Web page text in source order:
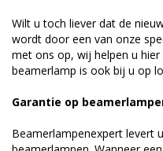
Wilt u toch liever dat de
wordt door een van onze
met ons op, wij helpen u
beamerlamp is ook bij u op
Garantie op
Beamerlampenexpert levert